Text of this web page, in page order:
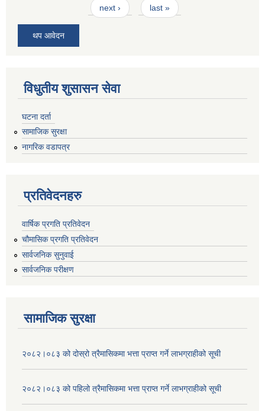
next › last »
थप आवेदन
विधुतीय शुसासन सेवा
घटना दर्ता
सामाजिक सुरक्षा
नागरिक वडापत्र
प्रतिवेदनहरु
वार्षिक प्रगति प्रतिवेदन
चौमासिक प्रगति प्रतिवेदन
सार्वजनिक सुनुवाई
सार्वजनिक परीक्षण
सामाजिक सुरक्षा
२०८२।०८३ को दोस्रो त्रैमासिकमा भत्ता प्राप्‍त गर्ने लाभग्राहीको सूची
२०८२।०८३ को पहिलो त्रैमासिकमा भत्ता प्राप्‍त गर्ने लाभग्राहीको सूची